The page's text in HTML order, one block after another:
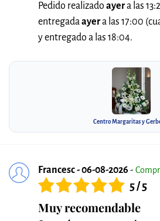
Pedido realizado ayera las
entregadaayera las 17:00
y entregado a las 18:04.
Centro Margaritas y
Francesc - 06-08-2026 -
5 / 5
Muy recomendable